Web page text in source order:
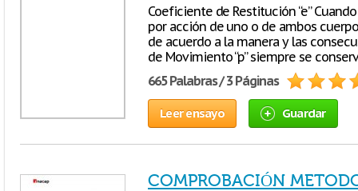
Coeficiente de Restitución “e”
por acción de uno o de ambos
de acuerdo a la manera y las
de Movimiento “p” siempre se
665 Palabras / 3 Páginas
Leer ensayo Guardar
COMPROBACIÓN